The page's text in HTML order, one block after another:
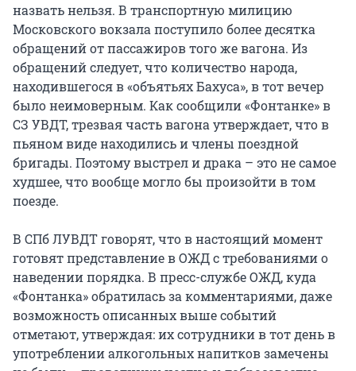
назвать нельзя. В транспортную милицию
Московского вокзала поступило более десятка
обращений от пассажиров того же вагона. Из
обращений следует, что количество народа,
находившегося в «объятьях Бахуса», в тот вечер
было неимоверным. Как сообщили «Фонтанке» в
СЗ УВДТ, трезвая часть вагона утверждает, что в
пьяном виде находились и члены поездной
бригады. Поэтому выстрел и драка – это не самое
худшее, что вообще могло бы произойти в том
поезде.
В СПб ЛУВДТ говорят, что в настоящий момент
готовят представление в ОЖД с требованиями о
наведении порядка. В пресс-службе ОЖД, куда
«Фонтанка» обратилась за комментариями, даже
возможность описанных выше событий
отметают, утверждая: их сотрудники в тот день в
употреблении алкогольных напитков замечены